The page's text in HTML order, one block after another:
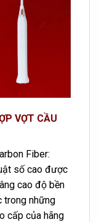
VỢT CẦU
Fiber:
số cao được
cao độ bền
trong những
cấp của hãng